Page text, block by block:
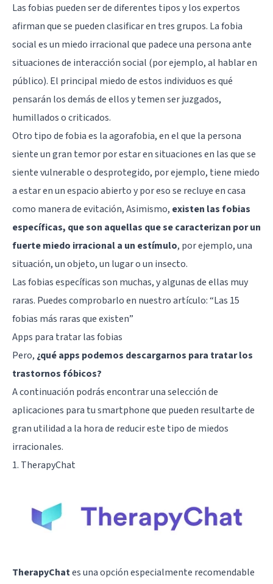
Las fobias pueden ser de diferentes tipos y los expertos
afirman que se pueden clasificar en tres grupos. Lafobia
sociales un miedo irracional que padece una persona ante
situaciones de interacción social (por ejemplo, al hablar en
público). El principal miedo de estos individuos es qué
pensarán los demás de ellos y temen ser juzgados,
humillados o criticados.
Otro tipo de fobia es la agorafobia, en el que la persona
siente un gran temor por estar en situaciones en las que se
siente vulnerable o desprotegido, por ejemplo, tiene miedo
a estar en un espacio abierto y por eso se recluye en casa
como manera de evitación, Asimismo, existen las fobias
específicas, que son aquellas que se caracterizan por un
fuerte miedo irracional a un estímulo, por ejemplo, una
situación, un objeto, un lugar o un insecto.
Las fobias específicas son muchas, y algunas de ellas muy
raras. Puedes comprobarlo en nuestro artículo: “Las 15
fobias más raras que existen”
Apps para tratar las fobias
Pero, ¿qué apps podemos descargarnos para tratar los
trastornos fóbicos?
A continuación podrás encontrar una selección de
aplicaciones para tu smartphone que pueden resultarte de
gran utilidad a la hora de reducir este tipo de miedos
irracionales.
1. TherapyChat
TherapyChates una opción especialmente recomendable